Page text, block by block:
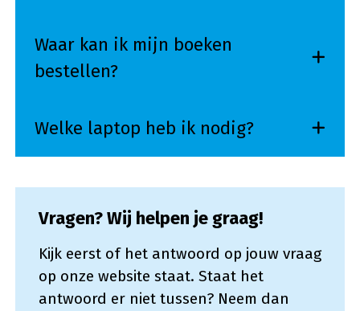
Waar kan ik mijn boeken
bestellen?
Welke laptop heb ik nodig?
Vragen? Wij helpen je graag!
Kijk eerst of het antwoord op jouw vraag
op onze website staat. Staat het
antwoord er niet tussen? Neem dan